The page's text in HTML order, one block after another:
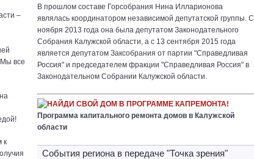
–
Мы все
к
В прошлом составе Горсобрания Нина Илларионова
являлась координатором независимой депутатской группы. С
ноября 2013 года она была депутатом Законодательного
Собрания Калужской области, а с 13 сентября 2015 года
является депутатом Заксобрания от партии "Справедливая
Россия" и председателем фракции "Справедливая Россия" в
Законодательном Собрании Калужской области.
НАЙДИ СВОЙ ДОМ В ПРОГРАММЕ КАПРЕМОНТА!
Программа капитального ремонта домов в Калужской
области
Cобытия региона в передачe "Точка зрения"